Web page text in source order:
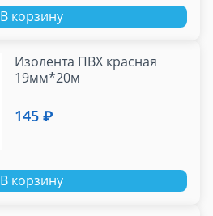
В корзину
Изолента ПВХ красная
19мм*20м
145 ₽
В корзину